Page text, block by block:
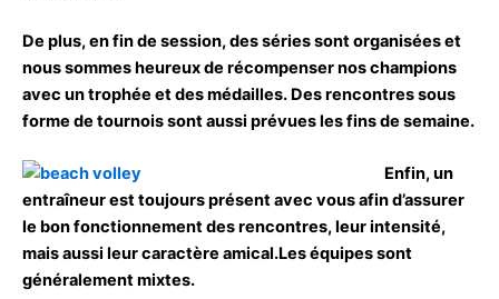
De plus, en fin de session, des séries sont organisées et
nous sommes heureux de récompenser nos champions
avec un trophée et des médailles. Des rencontres sous
forme de tournois sont aussi prévues les fins de semaine.
Enfin, un
entraîneur est toujours présent avec vous afin d’assurer
le bon fonctionnement des rencontres, leur intensité,
mais aussi leur caractère amical.Les équipes sont
généralement mixtes.